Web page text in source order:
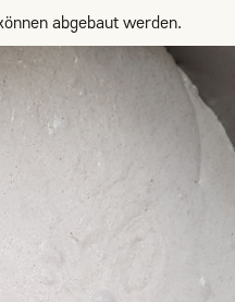
abgebaut werden.